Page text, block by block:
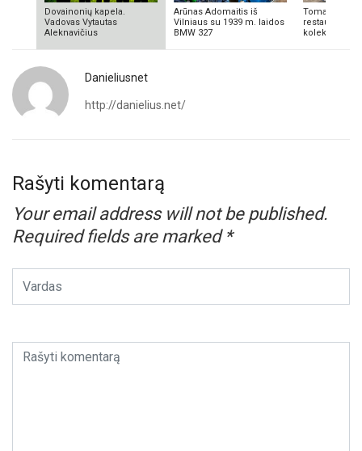
Dovainonių kapela.
Vadovas Vytautas
Aleknavičius
Arūnas Adomaitis iš
Vilniaus su 1939 m. laidos
BMW 327
Tomas
Danieliusnet
http://danielius.net/
Rašyti komentarą
Your email address will not be published.
Required fields are marked *